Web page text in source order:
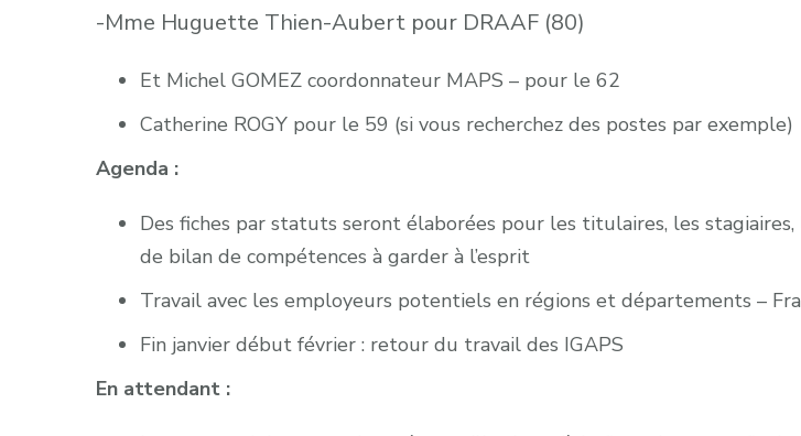
-Mme Huguette Thien-Aubert pour DRAAF (80)
Et Michel GOMEZ coordonnateur MAPS – pour le 62
Catherine ROGY pour le 59 (si vous recherchez des postes par exemple)
Agenda :
Des fiches par statuts seront élaborées pour les titulaires, les
de bilan de compétences à garder à l’esprit
Travail avec les employeurs potentiels en régions et départements –
Fin janvier début février : retour du travail des IGAPS
En attendant :